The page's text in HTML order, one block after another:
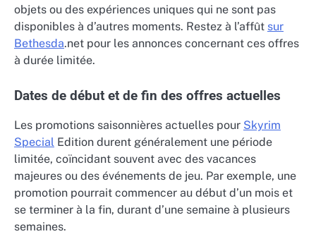
objets ou des expériences uniques qui ne sont pas
disponibles à d’autres moments. Restez à l’affût sur
Bethesda.net pour les annonces concernant ces offres
à durée limitée.
Dates de début et de fin des offres actuelles
Les promotions saisonnières actuelles pour Skyrim
Special Edition durent généralement une période
limitée, coïncidant souvent avec des vacances
majeures ou des événements de jeu. Par exemple, une
promotion pourrait commencer au début d’un mois et
se terminer à la fin, durant d’une semaine à plusieurs
semaines.